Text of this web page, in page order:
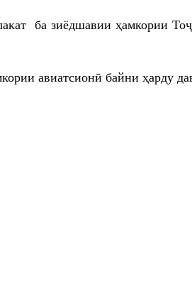
ба зиёдшавии ҳамкории
авиатсионӣ байни ҳарду